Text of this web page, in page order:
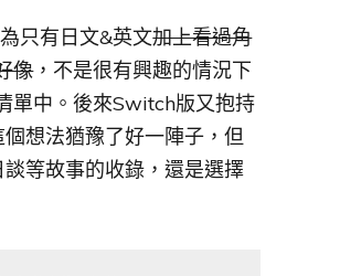
只有日文&英文加上看過角
像，不是很有興趣的情況下
單中。後來Switch版又抱持
個想法猶豫了好一陣子，但
等故事的收錄，還是選擇